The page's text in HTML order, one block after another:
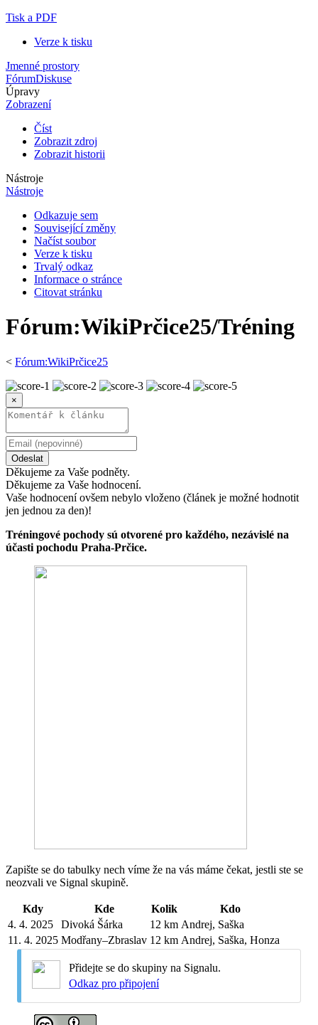
Tisk a PDF
Verze k tisku
Jmenné prostory
FórumDiskuse
Úpravy
Zobrazení
Číst
Zobrazit zdroj
Zobrazit historii
Nástroje
Nástroje
Odkazuje sem
Související změny
Načíst soubor
Verze k tisku
Trvalý odkaz
Informace o stránce
Citovat stránku
Fórum:WikiPrčice25/Tréning
< Fórum:WikiPrčice25
×
Odeslat
Děkujeme za Vaše podněty.
Děkujeme za Vaše hodnocení.
Vaše hodnocení ovšem nebylo vloženo (článek je možné hodnotit
jen jednou za den)!
Tréningové pochody sú otvorené pro každého, nezávislé na
účasti pochodu Praha-Prčice.
Zapište se do tabulky nech víme že na vás máme čekat, jestli ste se
neozvali ve Signal skupině.
Kdy Kde Kolik
Kdo
4. 4. 2025
Divoká Šárka 12 km Andrej, Saška
11. 4. 2025 Modřany–Zbraslav 12 km Andrej, Saška, Honza
Přidejte se do skupiny na Signalu.
Odkaz pro připojení